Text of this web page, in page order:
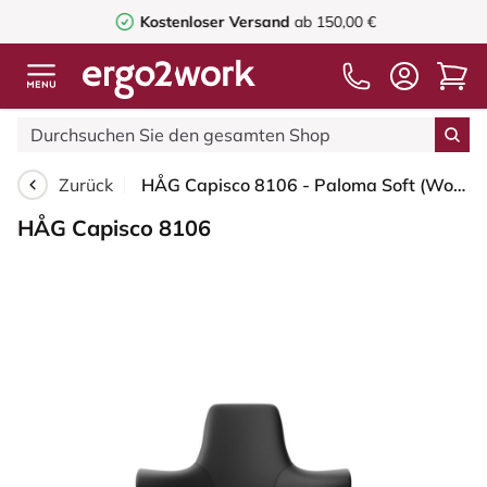
Kostenloser Versandab 150,00 €
Zurück HÅG Capisco 8106 - Paloma Soft (Wollsdorf) - Semi-Anilinleder - PL56100 Black - Moss Grey - 150mm (Sitzhöhe 40-55cm) - Harte Rollen für weiche Böden
HÅG Capisco 8106